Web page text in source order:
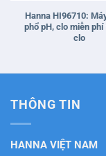
Hanna HI96710:
phổ pH, clo miễn phí
clo
THÔNG TIN
HANNA VIỆT NAM